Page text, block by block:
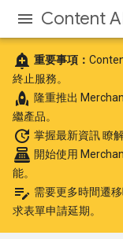
Content
add_alert 重要事項：
終止服務。
rocket 隆重推出
繼產品。
update 掌握最新資訊瞭
point_of_sale 開始使用
能。
edit_note 需要更多時間遷
求表單申請延期。